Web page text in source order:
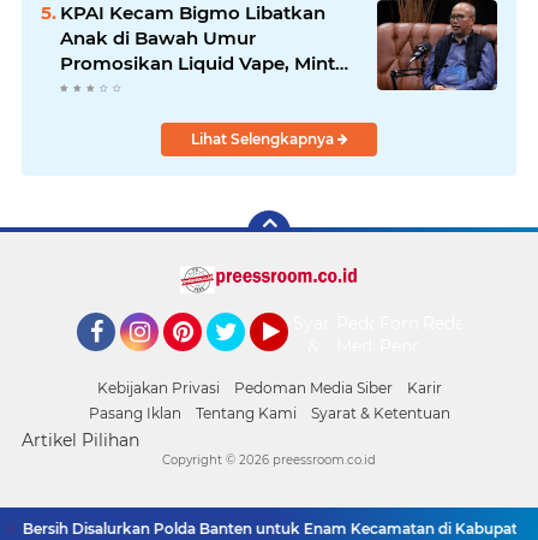
KPAI Kecam Bigmo Libatkan
Anak di Bawah Umur
Promosikan Liquid Vape, Minta
Aparat Bertindak Tegas
Lihat Selengkapnya
Kebijakan Privasi Pedoman Media Siber
Karir
Pasang Iklan
Tentang Kami Syarat & Ketentuan
Artikel Pilihan
Bersih Disalurkan Polda Banten untuk Enam Kecamatan di Kabupaten
Copyright © 2026 preessroom.co.id